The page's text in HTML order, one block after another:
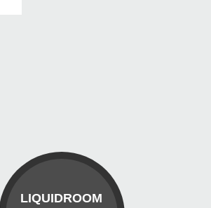
LIQUIDROOM